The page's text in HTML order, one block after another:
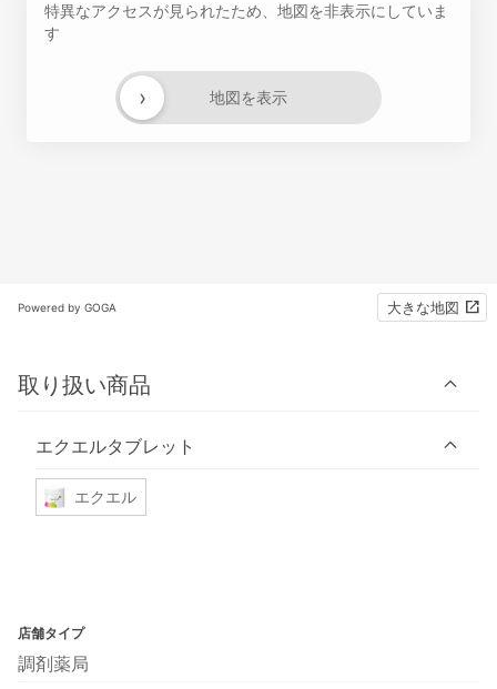
特異なアクセスが見られたため、地図を非表示にしていま
す
地図を表示
›
Powered by GOGA 大きな地図
取り扱い商品
エクエルタブレット
エクエル
店舗タイプ
調剤薬局